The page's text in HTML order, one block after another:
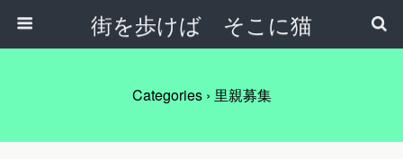
街を歩けば そこに猫
Categories › 里親募集